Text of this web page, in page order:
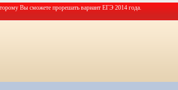
Вы сможете прорешать вариант ЕГЭ 2014 года.